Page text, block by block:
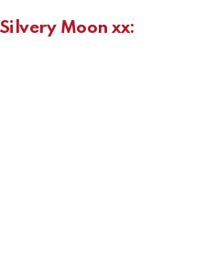
Silvery Moon xx: